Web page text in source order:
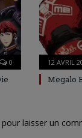
0 12 AVRIL
Megalo
pour laisser un